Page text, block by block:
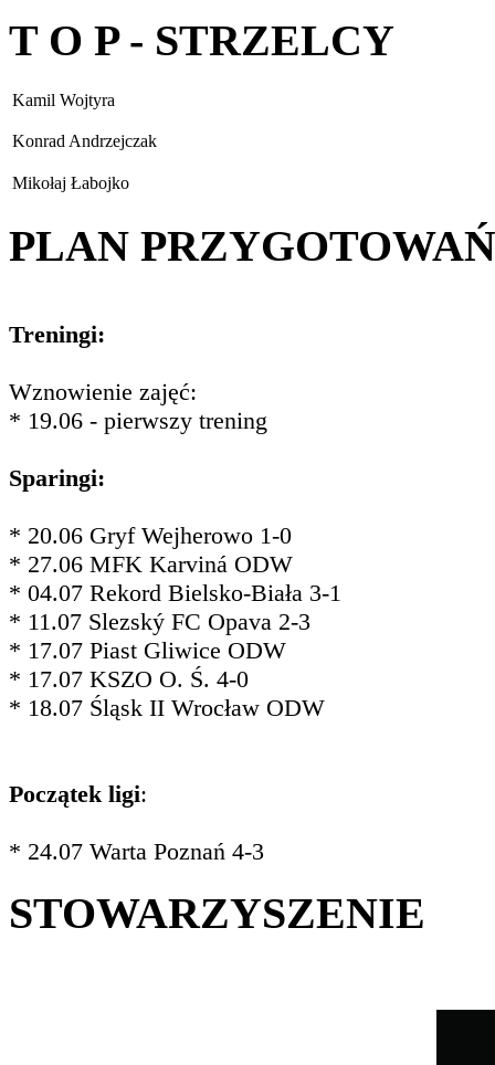
T O P - STRZELCY
Kamil Wojtyra
Konrad Andrzejczak
Mikołaj Łabojko
PLAN PRZYGOTOWAŃ
Treningi:
Wznowienie zajęć:
* 19.06 - pierwszy trening
Sparingi:
* 20.06 Gryf Wejherowo 1-0
* 27.06 MFK Karviná ODW
* 04.07 Rekord Bielsko-Biała 3-1
* 11.07 Slezský FC Opava 2-3
* 17.07 Piast Gliwice ODW
* 17.07 KSZO O. Ś. 4-0
* 18.07 Śląsk II Wrocław ODW
Początek ligi:
* 24.07 Warta Poznań 4-3
STOWARZYSZENIE